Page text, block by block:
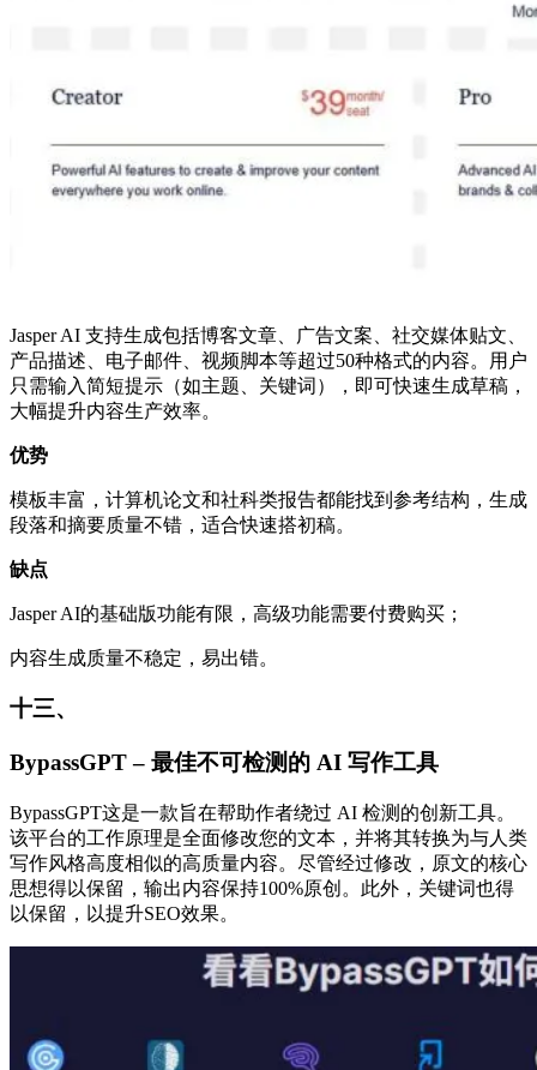
Jasper AI 支持生成包括博客文章、广告文案、社交媒体贴文、
产品描述、电子邮件、视频脚本等超过50种格式的内容。用户
只需输入简短提示（如主题、关键词），即可快速生成草稿，
大幅提升内容生产效率。
优势
模板丰富，计算机论文和社科类报告都能找到参考结构，生成
段落和摘要质量不错，适合快速搭初稿。
缺点
Jasper AI的基础版功能有限，高级功能需要付费购买；
内容生成质量不稳定，易出错。
十三、
BypassGPT – 最佳不可检测的 AI 写作工具
BypassGPT这是一款旨在帮助作者绕过 AI 检测的创新工具。
该平台的工作原理是全面修改您的文本，并将其转换为与人类
写作风格高度相似的高质量内容。尽管经过修改，原文的核心
思想得以保留，输出内容保持100%原创。此外，关键词也得
以保留，以提升SEO效果。